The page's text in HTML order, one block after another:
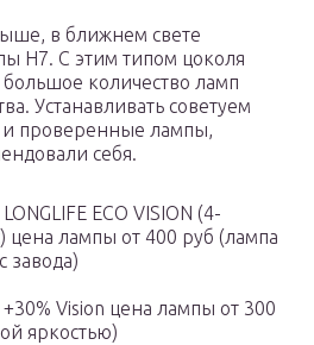
в ближнем свете
H7. С этим типом цоколя
большое количество ламп
Устанавливать советуем
и проверенные лампы,
себя.
ECO VISION (4-
цена лампы от 400 руб (лампа
завода)
Vision цена лампы от 300
яркостью)